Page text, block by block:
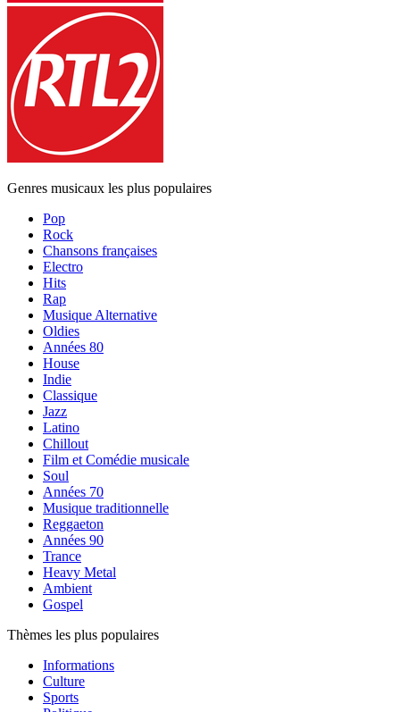
Genres musicaux les plus populaires
Pop
Rock
Chansons françaises
Electro
Hits
Rap
Musique Alternative
Oldies
Années 80
House
Indie
Classique
Jazz
Latino
Chillout
Film et Comédie musicale
Soul
Années 70
Musique traditionnelle
Reggaeton
Années 90
Trance
Heavy Metal
Ambient
Gospel
Thèmes les plus populaires
Informations
Culture
Sports